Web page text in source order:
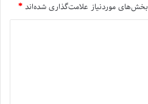
بخش‌های موردنیاز علامت‌گذاری شده‌اند*